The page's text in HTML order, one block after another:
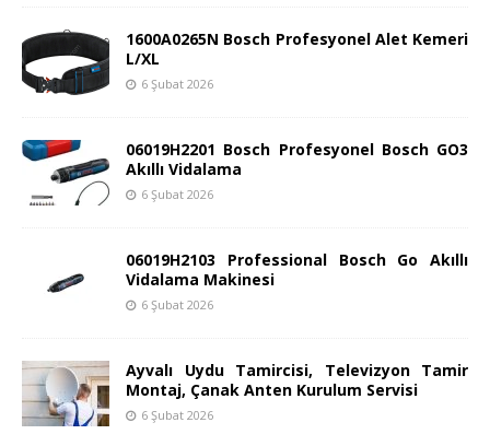
1600A0265N Bosch Profesyonel Alet Kemeri
L/XL
6 Şubat 2026
06019H2201 Bosch Profesyonel Bosch GO3
Akıllı Vidalama
6 Şubat 2026
06019H2103 Professional Bosch Go Akıllı
Vidalama Makinesi
6 Şubat 2026
Ayvalı Uydu Tamircisi, Televizyon Tamir
Montaj, Çanak Anten Kurulum Servisi
6 Şubat 2026